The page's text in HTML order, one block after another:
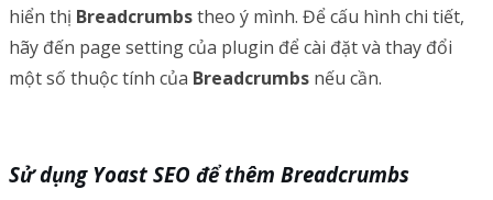
hiển thị Breadcrumbstheo ý mình. Để cấu hình chi tiết,
hãy đến page setting của plugin để cài đặt và thay đổi
một số thuộc tính của Breadcrumbs nếu cần.
Sử dụng Yoast SEO để thêm Breadcrumbs